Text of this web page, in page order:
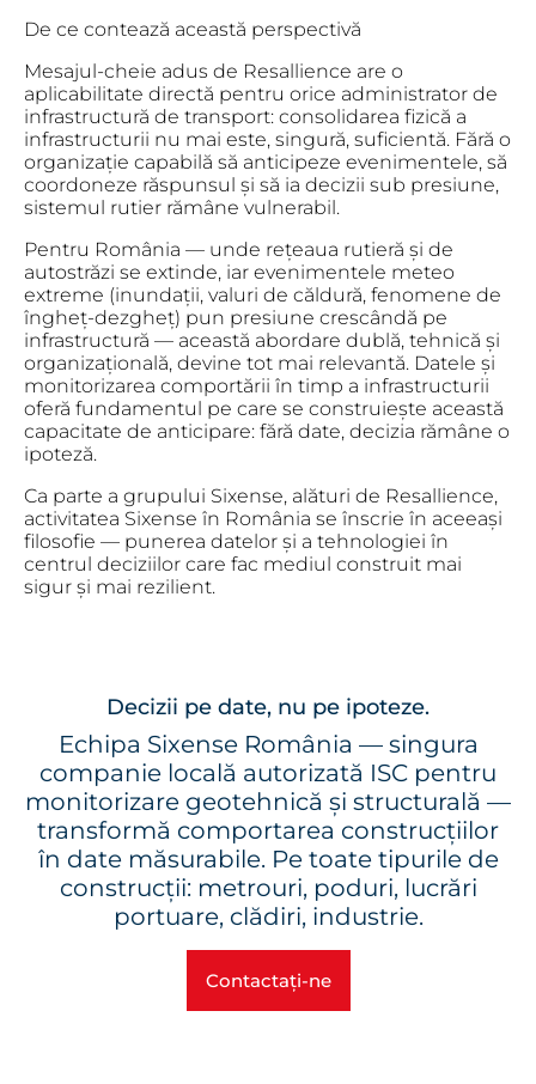
De ce contează această perspectivă
Mesajul-cheie adus de Resallience are o
aplicabilitate directă pentru orice administrator de
infrastructură de transport: consolidarea fizică a
infrastructurii nu mai este, singură, suficientă. Fără o
organizație capabilă să anticipeze evenimentele, să
coordoneze răspunsul și să ia decizii sub presiune,
sistemul rutier rămâne vulnerabil.
Pentru România — unde rețeaua rutieră și de
autostrăzi se extinde, iar evenimentele meteo
extreme (inundații, valuri de căldură, fenomene de
îngheț-dezgheț) pun presiune crescândă pe
infrastructură — această abordare dublă, tehnică și
organizațională, devine tot mai relevantă. Datele și
monitorizarea comportării în timp a infrastructurii
oferă fundamentul pe care se construiește această
capacitate de anticipare: fără date, decizia rămâne o
ipoteză.
Ca parte a grupului Sixense, alături de Resallience,
activitatea Sixense în România se înscrie în aceeași
filosofie — punerea datelor și a tehnologiei în
centrul deciziilor care fac mediul construit mai
sigur și mai rezilient.
Decizii pe date, nu pe ipoteze.
Echipa Sixense România — singura
companie locală autorizată ISC pentru
monitorizare geotehnică și structurală —
transformă comportarea construcțiilor
în date măsurabile. Pe toate tipurile de
construcții: metrouri, poduri, lucrări
portuare, clădiri, industrie.
Contactați-ne